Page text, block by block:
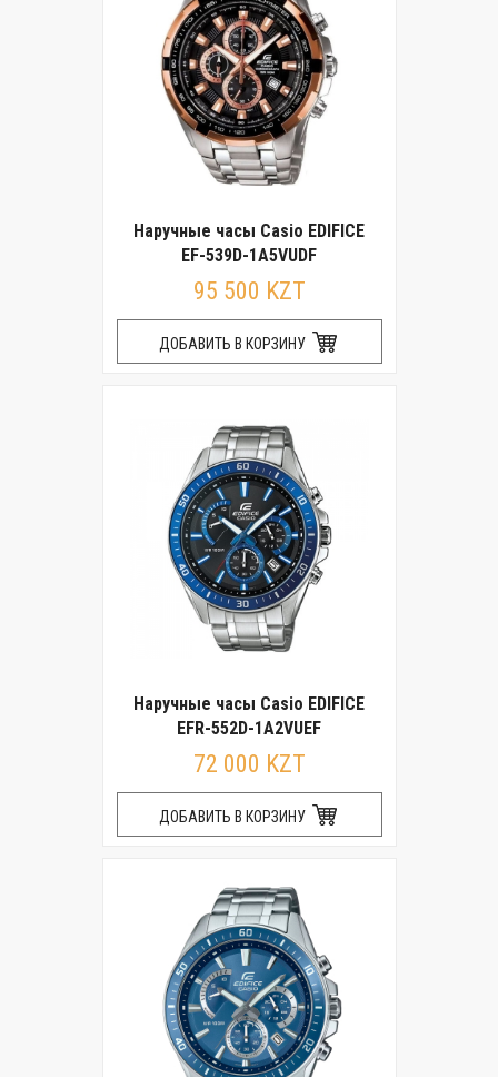
Наручные часы Casio EDIFICE
EF-539D-1A5VUDF
95 500 KZT
ДОБАВИТЬ В КОРЗИНУ
Наручные часы Casio EDIFICE
EFR-552D-1A2VUEF
72 000 KZT
ДОБАВИТЬ В КОРЗИНУ